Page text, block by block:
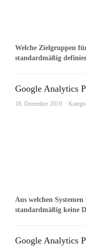
Welche Zielgruppen
standardmäßig
Google Analytics
18. Dezember 2019
Aus welchen
standardmäßig keine
Google Analytics